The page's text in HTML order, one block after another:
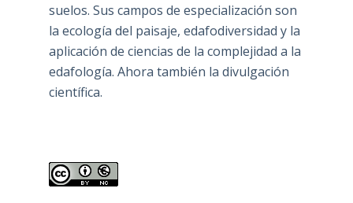
suelos. Sus campos de especialización son
la ecología del paisaje, edafodiversidad y la
aplicación de ciencias de la complejidad a la
edafología. Ahora también la divulgación
científica.